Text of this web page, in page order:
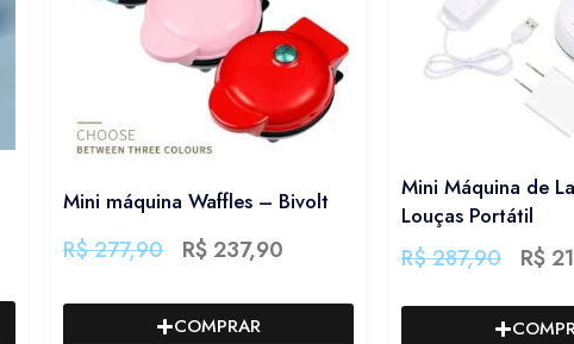
Mini máquina Waffles – Bivolt
R$277,90 R$237,90
COMPRAR
Mini Máquina de
Louças Portátil
R$287,90 R$